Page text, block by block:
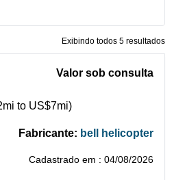
Exibindo todos 5 resultados
Valor sob consulta
to US$7mi)
Fabricante: bell helicopter
Cadastrado em : 04/08/2026